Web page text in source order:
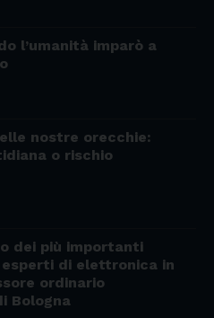
l’umanità imparò a
nostre orecchie:
o rischio
dei più importanti
di elettronica in
ordinario
Bologna